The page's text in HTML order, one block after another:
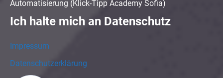
Automatisierung (Klick-Tipp Academy Sofia)
Ich halte mich an Datenschutz
Impressum
Datenschutzerklärung